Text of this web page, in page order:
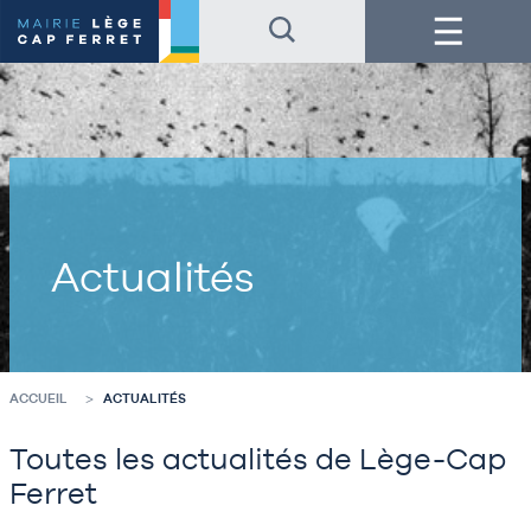
au
contenu
de
la
page
au
pied
de
page
Menu
Actualités
ACCUEIL ACTUALITÉS
Toutes les actualités de Lège-Cap
Ferret